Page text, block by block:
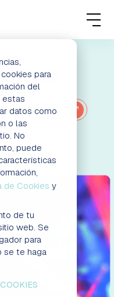
para
del
estas
datos como
o las
No
puede
de Cookies y
de tu
web. Se
para
se te haga
MENU
VISITAR ESCUELA
EVENTOS